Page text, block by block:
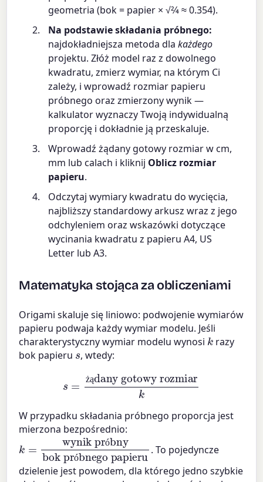
geometria (bok = papier × √2⁄4 ≈ 0.354).
Na podstawie składania próbnego:
najdokładniejsza metoda dlakażdego
projektu. Złóż model raz z dowolnego
kwadratu, zmierz wymiar, na którym Ci
zależy, i wprowadź rozmiar papieru
próbnego oraz zmierzony wynik —
kalkulator wyznaczy Twoją indywidualną
proporcję i dokładnie ją przeskaluje.
Wprowadź żądany gotowy rozmiar w cm,
mm lub calach i kliknij Oblicz rozmiar
papieru.
Odczytaj wymiary kwadratu do wycięcia,
najbliższy standardowy arkusz wraz z jego
odchyleniem oraz wskazówki dotyczące
wycinania kwadratu z papieru A4, US
Letter lub A3.
Matematyka stojąca za obliczeniami
Origami skaluje się liniowo: podwojenie wymiarów
papieru podwaja każdy wymiar modelu. Jeśli
charakterystyczny wymiar modelu wynosi
k
razy
bok papieru
s
, wtedy:
żą
żądany gotowy rozmiar
W przypadku składania próbnego proporcja jest
mierzona bezpośrednio:
ó
ó
wynik próbny
bok próbnego papieru
. To pojedyncze
dzielenie jest powodem, dla którego jedno szybkie